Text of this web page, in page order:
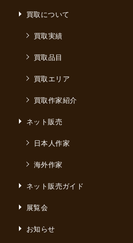
買取について
買取実績
買取品目
買取エリア
買取作家紹介
ネット販売
日本人作家
海外作家
ネット販売ガイド
展覧会
お知らせ